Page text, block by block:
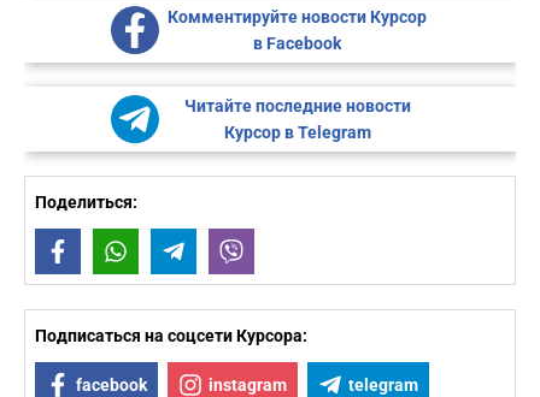
Комментируйте новости Курсор
в Facebook
Читайте последние новости
Курсор в Telegram
Поделиться:
FacebookWhatsAppTelegram
Подписаться на соцсети Курсора:
facebook instagram telegram